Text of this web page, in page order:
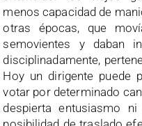
menos capacidad de
otras épocas, que
semovientes y daban
disciplinadamente,
Hoy un dirigente puede
votar por determinado
despierta entusiasmo